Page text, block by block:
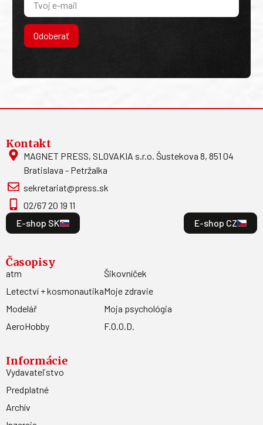
Odoberať
Kontakt
MAGNET PRESS, SLOVAKIA s.r.o. Šustekova 8, 851 04
Bratislava - Petržalka
sekretariat@press.sk
02/67 20 19 11
E-shop SK
E-shop CZ
Časopisy
atm
Letectví + kosmonautika
Modelář
AeroHobby
Šikovníček
Moje zdravie
Moja psychológia
F.O.O.D.
Informácie
Vydavateľstvo
Predplatné
Archív